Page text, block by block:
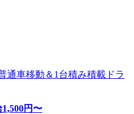
通車移動＆1台積み積載ドラ
1,500円〜